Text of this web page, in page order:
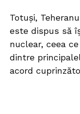
Totuși,
este dispus să
nuclear, ceea
dintre
acord